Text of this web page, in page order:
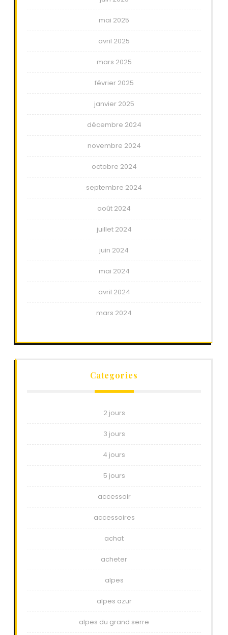
mai 2025
avril 2025
mars 2025
février 2025
janvier 2025
décembre 2024
novembre 2024
octobre 2024
septembre 2024
août 2024
juillet 2024
juin 2024
mai 2024
avril 2024
mars 2024
Categories
2 jours
3 jours
4 jours
5 jours
accessoir
accessoires
achat
acheter
alpes
alpes azur
alpes du grand serre